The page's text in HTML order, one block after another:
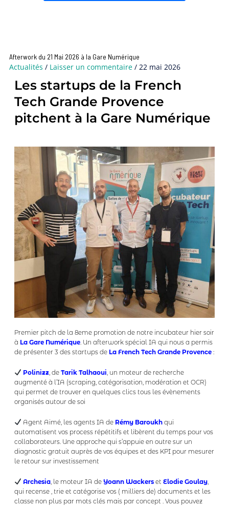
Afterwork du 21 Mai 2026 à la Gare Numérique
Actualités / Laisser un commentaire /22 mai 2026
Les startups de la French
Tech Grande Provence
pitchent à la Gare Numérique
Premier pitch de la 8eme promotion de notre incubateur hier soir
à La Gare Numérique . Un afterwork spécial IA qui nous a permis
de présenter 3 des startups de La French Tech Grande Provence :
Polinizz, de Tarik Talhaoui, un moteur de recherche
augmenté à l’IA (scraping, catégorisation, modération et OCR)
qui permet de trouver en quelques clics tous les évènements
organisés autour de soi
Agent Aimé, les agents IA de Rémy Baroukhqui
automatisent vos process répétitifs et libèrent du temps pour vos
collaborateurs. Une approche qui s’appuie en outre sur un
diagnostic gratuit auprès de vos équipes et des KPI pour mesurer
le retour sur investissement
Archesia, le moteur IA de Yoann Wackerset Elodie Goulay,
qui recense , trie et catégorise vos ( milliers de) documents et les
classe non plus par mots clés mais par concept . Vous pouvez